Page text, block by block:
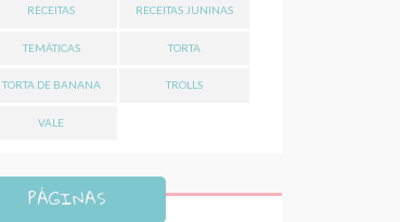
RECEITAS
RECEITAS JUNINAS
TEMÁTICAS TORTA
TORTA DE BANANA TROLLS
VALE
PÁGINAS